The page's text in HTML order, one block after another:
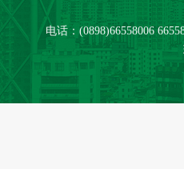
电话：(0898)66558006